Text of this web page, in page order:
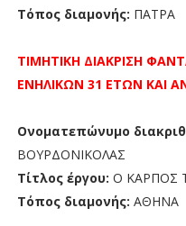
Τόπος διαμονής: ΠΑΤΡΑ
ΤΙΜΗΤΙΚΗ ΔΙΑΚΡΙΣΗ
ΕΝΗΛΙΚΩΝ 31 ΕΤΩΝ ΚΑΙ
Ονοματεπώνυμο
ΒΟΥΡΔΟΝΙΚΟΛΑΣ
Τίτλος έργου: Ο ΚΑΡΠΟΣ
Τόπος διαμονής: ΑΘΗΝΑ